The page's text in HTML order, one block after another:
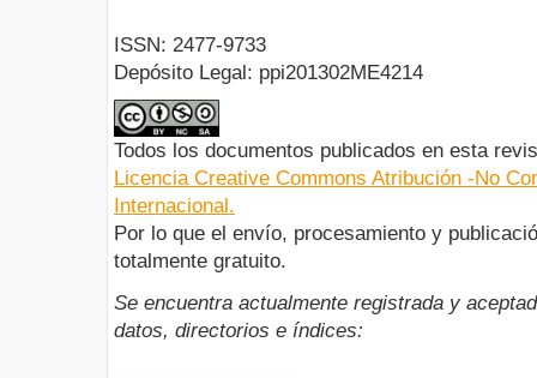
ISSN: 2477-9733
Depósito Legal: ppi201302ME4214
Todos los documentos publicados en esta
Licencia Creative Commons Atribución -No
Internacional.
Por lo que el envío, procesamiento y
totalmente gratuito.
Se encuentra actualmente registrada y
datos, directorios e índices: